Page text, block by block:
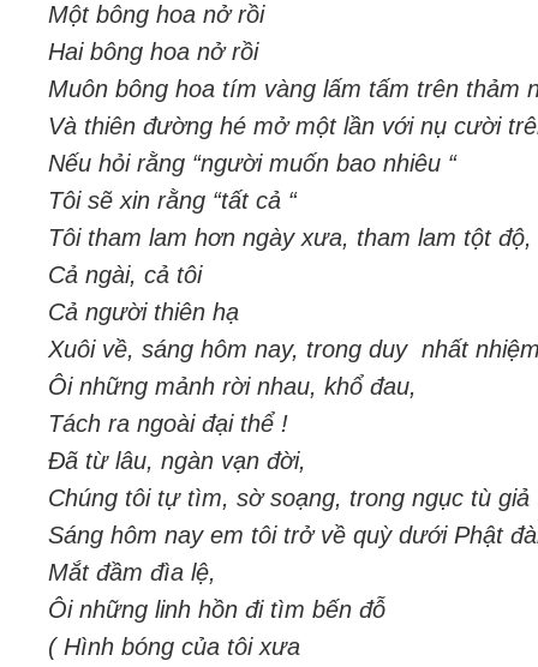
Một bông hoa nở rồi
Hai bông hoa nở rồi
Muôn bông hoa tím vàng lấm tấm trên thảm
Và thiên đường hé mở một lần với nụ cười
Nếu hỏi rằng “người muốn bao nhiêu “
Tôi sẽ xin rằng “tất cả “
Tôi tham lam hơn ngày xưa, tham lam tột độ,
Cả ngài, cả tôi
Cả người thiên hạ
Xuôi về, sáng hôm nay, trong duy nhất
Ôi những mảnh rời nhau, khổ đau,
Tách ra ngoài đại thể !
Đã từ lâu, ngàn vạn đời,
Chúng tôi tự tìm, sờ soạng, trong ngục tù giả
Sáng hôm nay em tôi trở về quỳ dưới Phật
Mắt đầm đìa lệ,
Ôi những linh hồn đi tìm bến đỗ
( Hình bóng của tôi xưa